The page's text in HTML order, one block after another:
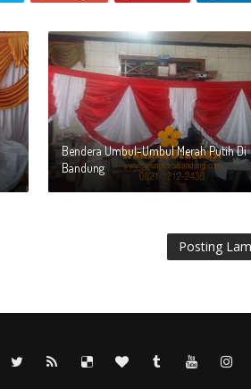
Bendera Umbul-Umbul Merah Putih Di
Bandung
Posting